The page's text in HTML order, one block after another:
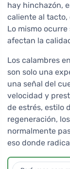
hay hinchazón,
caliente al tacto,
Lo mismo
afectan la
Los calambres
son solo una
una señal del
velocidad y
de estrés, estilo
regeneración,
normalmente
eso donde